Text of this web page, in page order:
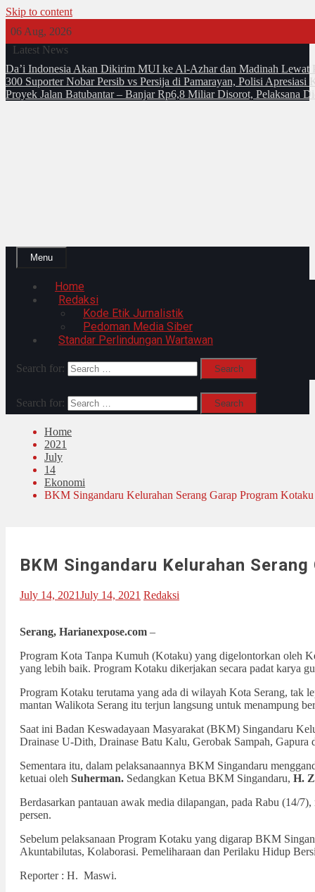
Skip to content
06 Aug, 2026
Latest News
Da’i Indonesia Akan Dikirim MUI ke Al-Azhar dan Madinah Lewat
300 Suporter Nobar Persib vs Persija di Pamarayan, Polisi
Proyek Jalan Batubantar – Banjar Rp6,8 Miliar Disorot, Pelaksana
Menu
Home
Redaksi
Kode Etik Jurnalistik
Pedoman Media Siber
Standar Perlindungan Wartawan
Search for:
Search for:
Home
2021
July
14
Ekonomi
BKM Singandaru Kelurahan Serang Garap Program
BKM Singandaru Kelurahan
July 14, 2021July 14, 2021 Redaksi
Serang, Harianexpose.com –
Program Kota Tanpa Kumuh (Kotaku) yang digelontorkan oleh
yang lebih baik. Program Kotaku dikerjakan secara padat karya
Program Kotaku terutama yang ada di wilayah Kota Serang, tak
mantan Walikota Serang itu terjun langsung untuk menampung
Saat ini Badan Keswadayaan Masyarakat (BKM) Singandaru
Drainase U-Dith, Drainase Batu Kalu, Gerobak Sampah, Gapura
Sementara itu, dalam pelaksanaannya BKM Singandaru
ketuai oleh Suherman. Sedangkan Ketua BKM Singandaru, H.
Berdasarkan pantauan awak media dilapangan, pada Rabu (14/
persen.
Sebelum pelaksanaan Program Kotaku yang digarap BKM
Akuntabilutas, Kolaborasi. Pemeliharaan dan Perilaku Hidup
Reporter : H. Maswi.